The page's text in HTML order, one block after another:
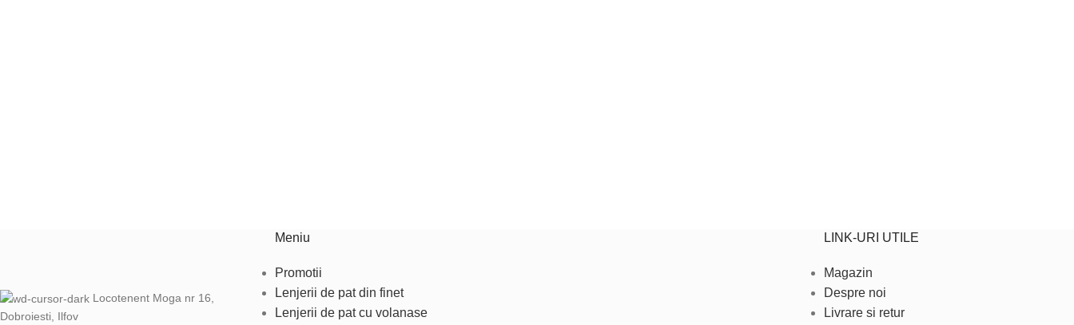
Locotenent Moga nr 16,
Dobroiesti, Ilfov
Meniu
Promotii
Lenjerii de pat din finet
Lenjerii de pat cu volanase
LINK-URI UTILE
Magazin
Despre noi
Livrare si retur